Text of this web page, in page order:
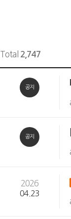
Total 2,747
공지
공지
2026
04.23